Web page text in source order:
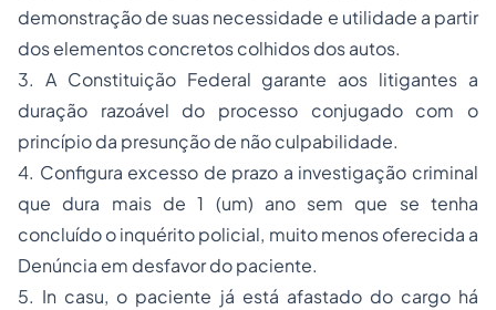
demonstração de suas necessidade e utilidade a partir
dos elementos concretos colhidos dos autos.
3. A Constituição Federal garante aos litigantes a
duração razoável do processo conjugado com o
princípio da presunção de não culpabilidade.
4. Configura excesso de prazo a investigação criminal
que dura mais de 1 (um) ano sem que se tenha
concluído o inquérito policial, muito menos oferecida a
Denúncia em desfavor do paciente.
5. In casu, o paciente já está afastado do cargo há